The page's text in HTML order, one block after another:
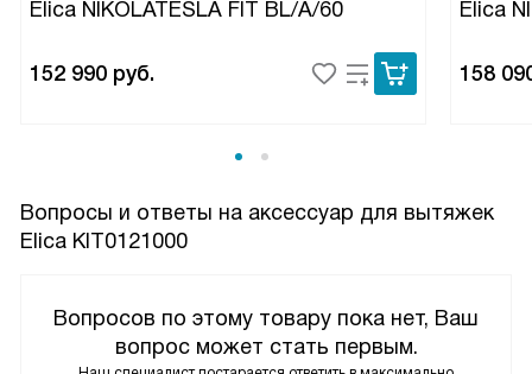
Elica NIKOLATESLA FIT BL/A/60
152 990 руб.
Elica
158
Вопросы и ответы на аксессуар для вытяжек
Elica KIT0121000
Вопросов по этому товару пока нет, Ваш
вопрос может стать первым.